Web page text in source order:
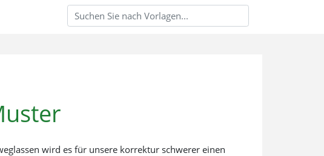
wird es für unsere korrektur schwerer einen